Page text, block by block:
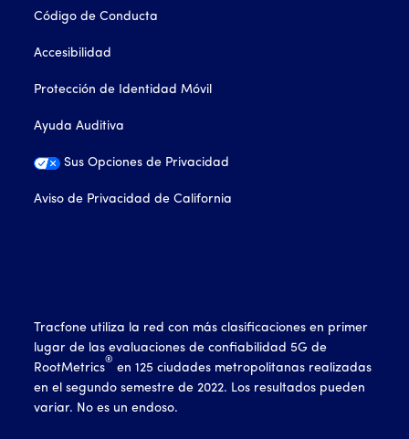
Código de Conducta
Accesibilidad
Protección de Identidad Móvil
Ayuda Auditiva
Sus Opciones de Privacidad
Aviso de Privacidad de California
Tracfone utiliza la red con más clasificaciones en primer
lugar de las evaluaciones de confiabilidad 5G de
RootMetrics
®
en 125 ciudades metropolitanas realizadas
en el segundo semestre de 2022. Los resultados pueden
variar. No es un endoso.